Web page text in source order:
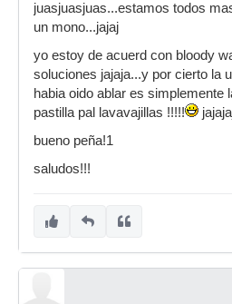
juasjuasjuas...estamos todos
un mono...jajaj
yo estoy de acuerd con bloody
soluciones jajaja...y por cierto la
habia oido ablar es simplemente
pastilla pal lavavajillas !!!!!
bueno peña!1
saludos!!!